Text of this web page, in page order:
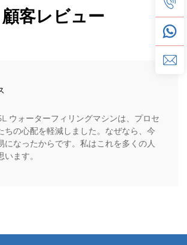
顧客レビュー
ウォーターフィリングマシンは、プロセ
ちの心配を軽減しました。なぜなら、今
になったからです。私はこれを多くの人
ます。